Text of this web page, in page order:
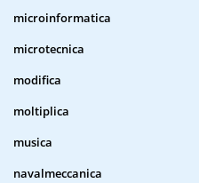
microinformatica
microtecnica
modifica
moltiplica
musica
navalmeccanica